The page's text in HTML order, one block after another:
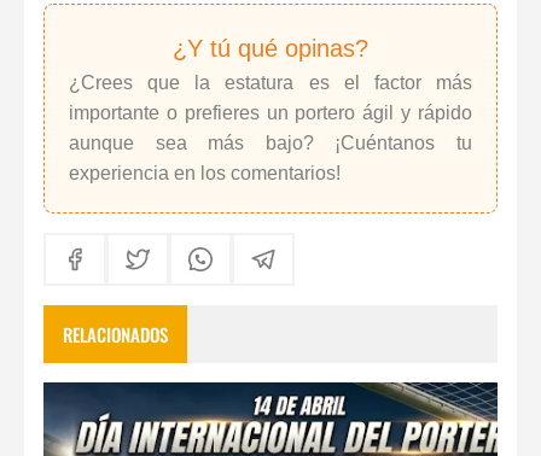
¿Y tú qué opinas?
¿Crees que la estatura es el factor más
importante o prefieres un portero ágil y rápido
aunque sea más bajo? ¡Cuéntanos tu
experiencia en los comentarios!
RELACIONADOS